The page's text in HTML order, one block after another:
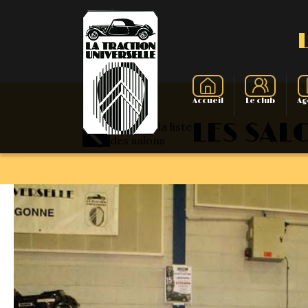
Accueil Le club
Evolution 11 –
Retour à la liste
des salons
LES